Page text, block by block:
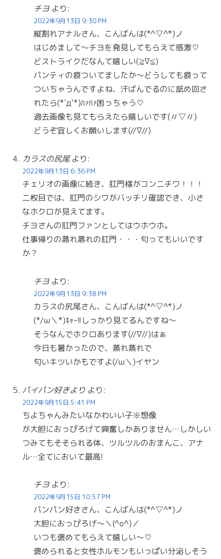
チヨ より:
2022年9月13日 9:30 PM
縦割れアナルさん、こんばんは(*^▽^*)ノ
はじめまして〜チヨを発見してもらえて感激♡
どストライクだなんて嬉しい(≧∇≦)
パンティの痕ついてましたか〜どうしても痕って
ついちゃうんですよね、汗ばんでるのに舐め回さ
れたら(*´д`*)ﾊｧﾊｧ困っちゃう♡
過去画像も見てもらえたら嬉しいです(〃▽〃)
どうぞ宜しくお願いします(//∇//)
カラスの尻尾 より:
2022年9月13日 6:36 PM
チェリオの画像に続き、肛門様がコンニチワ！！！
二枚目では、肛門のシワがバッチリ確認でき、小さ
なホクロが見えてます。
チヨさんの肛門ファンとしてはウホウホ。
仕事帰りの蒸れ蒸れの肛門・・・匂ってもいいです
か？
チヨ より:
2022年9月13日 9:38 PM
カラスの尻尾さん、こんばんは(*^▽^*)ノ
(*/ω＼*)ｷｬｰ!!しっかり見てるんですね〜
そうなんでホクロあります(//∇//)はぁ
今日も暑かったので、蒸れ蒸れで
匂いキツいかもですよ(/ω＼)イヤン
パイパン好きより より:
2022年9月15日 5:41 PM
ちよちゃんみたいなかわいい子※想像
が大胆におっぴろげて興奮しかありません…しかしい
つみてもそそられる体、ツルツルのおまんこ、アナ
ル…全てにおいて最高!
チヨ より:
2022年9月15日 10:57 PM
パンパン好きさん、こんばんは(*^▽^*)ノ
大胆におっぴろげ〜＼(^o^)／
いつも褒めてもらえて嬉しい〜♡
褒められると女性ホルモンもいっぱい分泌しそう